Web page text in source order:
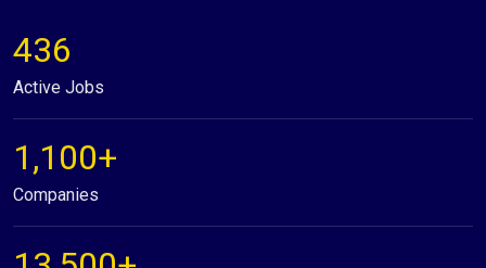
436
Active Jobs
1,100+
Companies